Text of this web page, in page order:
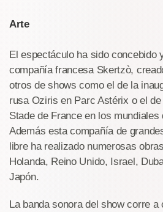
Arte
El espectáculo ha sido concebido
compañía francesa Skertzò,
otros de shows como el de la
rusa Oziris en Parc Astérix o el
Stade de France en los mundiales
Además esta compañía de
libre ha realizado numerosas
Holanda, Reino Unido, Israel,
Japón.
La banda sonora del show corre a